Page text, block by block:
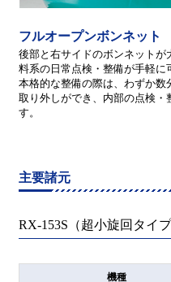
フルオープンボンネット
後部と右サイドのボンネット
料系の日常点検・整備が手軽に
本格的な整備の際は、わずか
取り外しができ、内部の点検・
す。
主要諸元
RX-153S（超小旋回タイプ
機種